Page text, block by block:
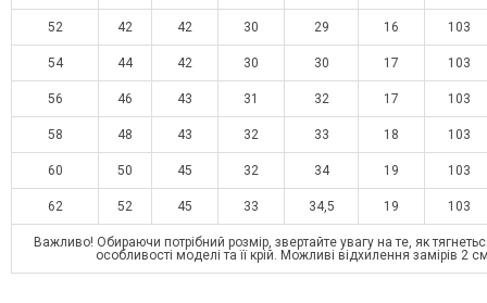
52 42 42 30 29 16 103
54 44 42 30 30 17 103
56 46 43 31 32 17 103
58 48 43 32 33 18 103
60 50 45 32 34 19 103
62 52 45 33 34,5 19 103
Важливо! Обираючи потрібний розмір, звертайте увагу на те, як
особливості моделі та її крій. Можливі відхилення замірів 2